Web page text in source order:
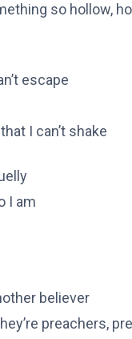
so hollow,
escape
I can’t shake
I am
believer
preachers,